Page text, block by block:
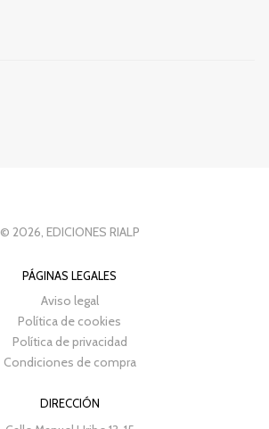
© 2026, EDICIONES RIALP
PÁGINAS LEGALES
Aviso legal
Política de cookies
Política de privacidad
Condiciones de compra
DIRECCIÓN